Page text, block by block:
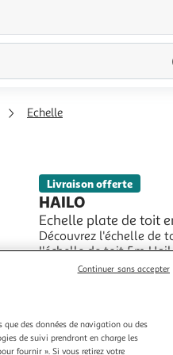
Echelle
Livraison offerte
HAILO
Echelle plate de toit
Découvrez l'échelle de
L'échelle de toit 5m
Roof 2x2m50 est utile
n'est pas inclus dans
En savoir +
Plus
des données de navigation ou des
de suivi prendront en charge les
fournir ». Si vous retirez votre
Continuer sans accepter